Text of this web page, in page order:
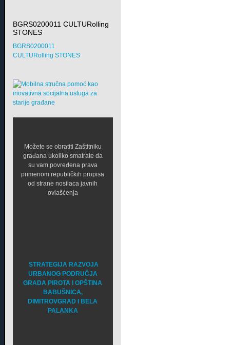
BGRS0200011 CULTURolling
STONES
BGRS0200011
CULTURolling STONES
Možete se obratiti Zaštitniku
građana ukoliko smatrate da
su vam povređena prava
primenom republičkih propisa
od strane nosilaca javnih
ovlašćenja
STRATEGIJA RAZVOJA
URBANOG PODRUČJA
GRADA PIROTA I OPŠTINA
BABUŠNICA,
DIMITROVGRAD I BELA
PALANKA